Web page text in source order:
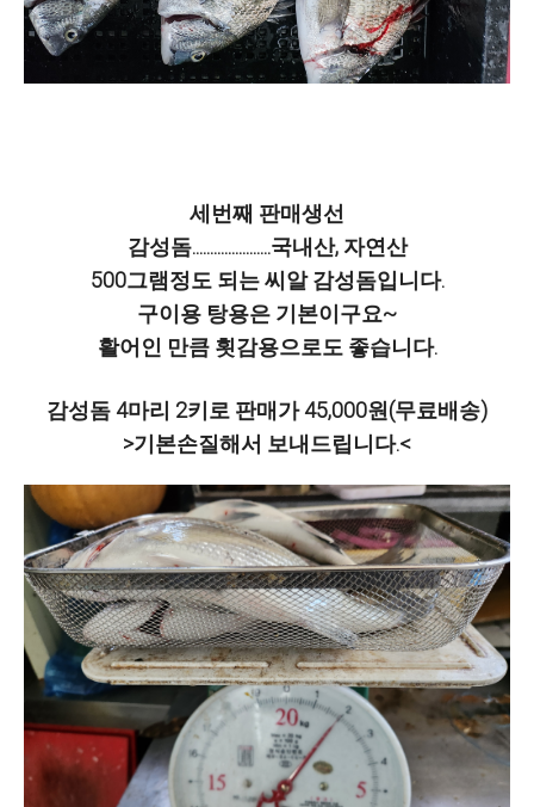
세번째 판매생선
감성돔......................국내산, 자연산
500그램정도 되는 씨알 감성돔입니다.
구이용 탕용은 기본이구요~
활어인 만큼 횟감용으로도 좋습니다.
감성돔 4마리 2키로 판매가 45,000원(무료배송)
>기본손질해서 보내드립니다.<